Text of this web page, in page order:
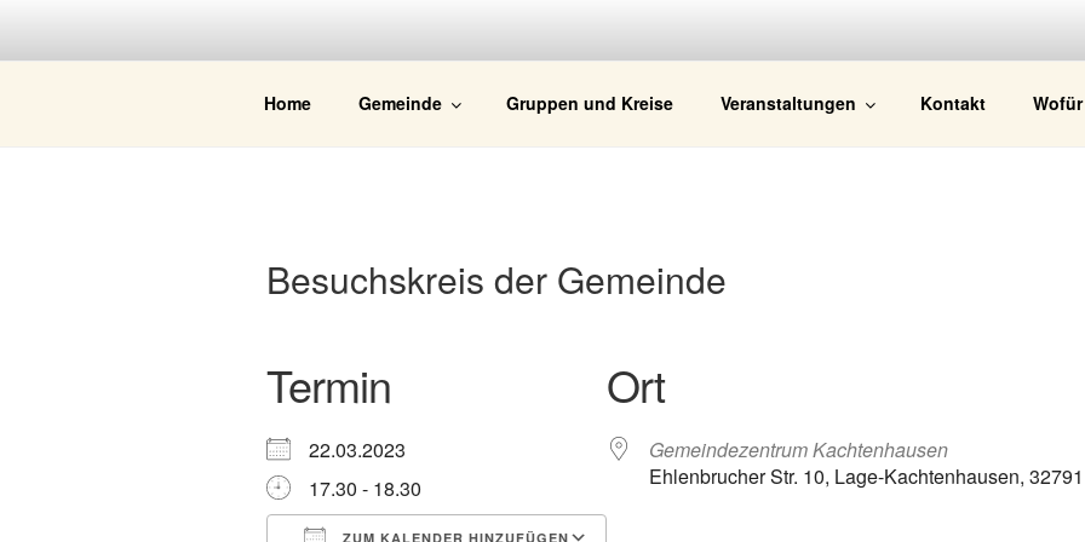
JOHANNESGEMEINDE
Home Gemeinde Gruppen und Kreise Veranstaltungen Kontakt
Besuchskreis der Gemeinde
Termin
22.03.2023
17.30 - 18.30
ZUM KALENDER HINZUFÜGEN
Ort
Gemeindezentrum Kachtenhausen
Ehlenbrucher Str. 10, Lage-Kachtenhausen, 32791